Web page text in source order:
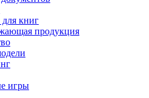
книг
продукция
игры